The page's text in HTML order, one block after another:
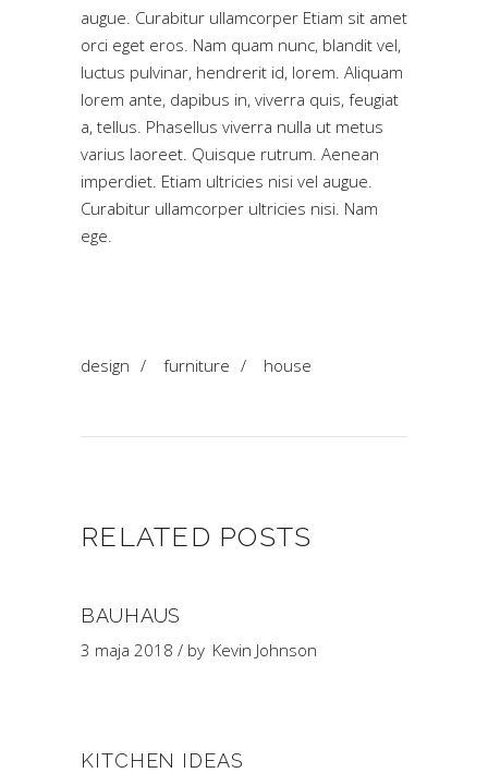
augue. Curabitur ullamcorper Etiam sit amet
orci eget eros. Nam quam nunc, blandit vel,
luctus pulvinar, hendrerit id, lorem. Aliquam
lorem ante, dapibus in, viverra quis, feugiat
a, tellus. Phasellus viverra nulla ut metus
varius laoreet. Quisque rutrum. Aenean
imperdiet. Etiam ultricies nisi vel augue.
Curabitur ullamcorper ultricies nisi. Nam
ege.
design / furniture / house
RELATED POSTS
BAUHAUS
3 maja 2018 by Kevin Johnson
KITCHEN IDEAS